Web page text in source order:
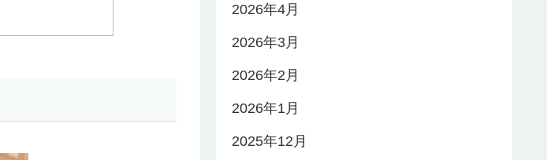
2026年4月
2026年3月
2026年2月
2026年1月
2025年12月